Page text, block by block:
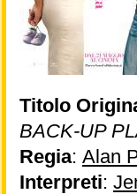
Titolo
BACK-UP
Regia: Alan
Interpreti: